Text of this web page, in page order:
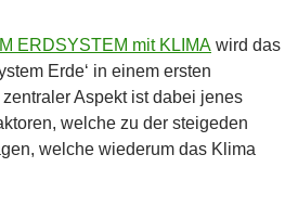
ERDSYSTEM mit KLIMA wird das
Erde‘ in einem ersten
Aspekt ist dabei jenes
welche zu der steigeden
welche wiederum das Klima